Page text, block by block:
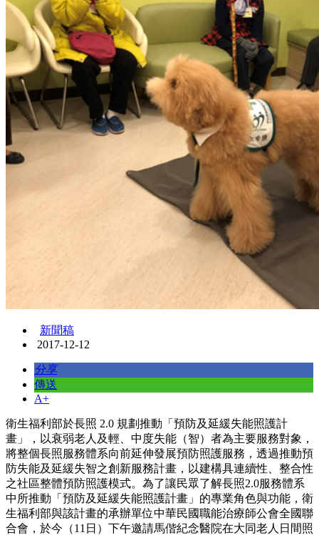
新聞稿
2017-12-12
分享
傳送
A+
衛生福利部於長照 2.0 規劃推動「預防及延緩失能照護計
畫」，以衰弱老人及輕、中度失能（智）者為主要服務對象，
將整個長照服務體系向前延伸發展預防照護服務，透過推動預
防失能及延緩失智之創新服務計畫，以建構具連續性、整合性
之社區整體預防照護模式。為了讓民眾了解長照2.0服務體系
中所推動「預防及延緩失能照護計畫」的專業角色與功能，衛
生福利部與該計畫的承辦單位中華民國職能治療師公會全國聯
合會，於今（11日）下午邀請馬偕紀念醫院在大同老人日間照